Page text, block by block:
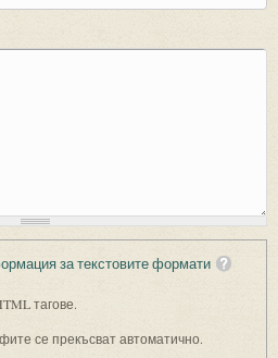
за текстовите формати
тагове.
се прекъсват автоматично.